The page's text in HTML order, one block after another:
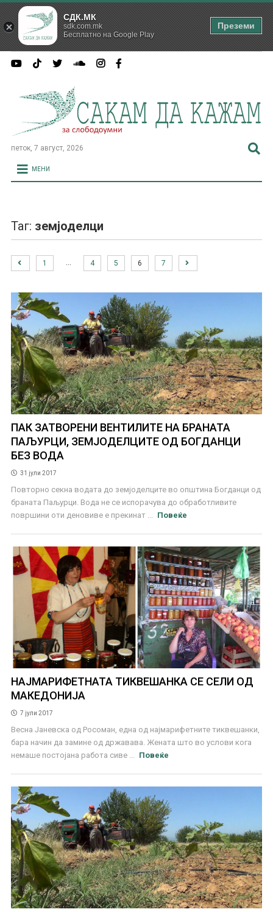
петок, 7 август, 2026
МЕНИ
Таг: земјоделци
1 4 5 6 7
ПАК ЗАТВОРЕНИ ВЕНТИЛИТЕ НА БРАНАТА
ПАЉУРЦИ, ЗЕМЈОДЕЛЦИТЕ ОД БОГДАНЦИ
БЕЗ ВОДА
31 јули 2017
Повторно секна водата до земјоделците во општина Богданци од
браната Паљурци. Вода не се испорачува до обработливите
површини оти деновиве е прекинат ...
Повеќе
НАЈМАРИФЕТНАТА ТИКВЕШАНКА СЕ СЕЛИ ОД
МАКЕДОНИЈА
7 јули 2017
Весна Јаневска од Росоман, една од најмарифетните тиквешанки,
бара начин да замине од државава. Жената што во услови кога
немаше постојана работа сиве ...
Повеќе
СДК.МК
sdk.com.mk
Бесплатно на Google Play
Преземи